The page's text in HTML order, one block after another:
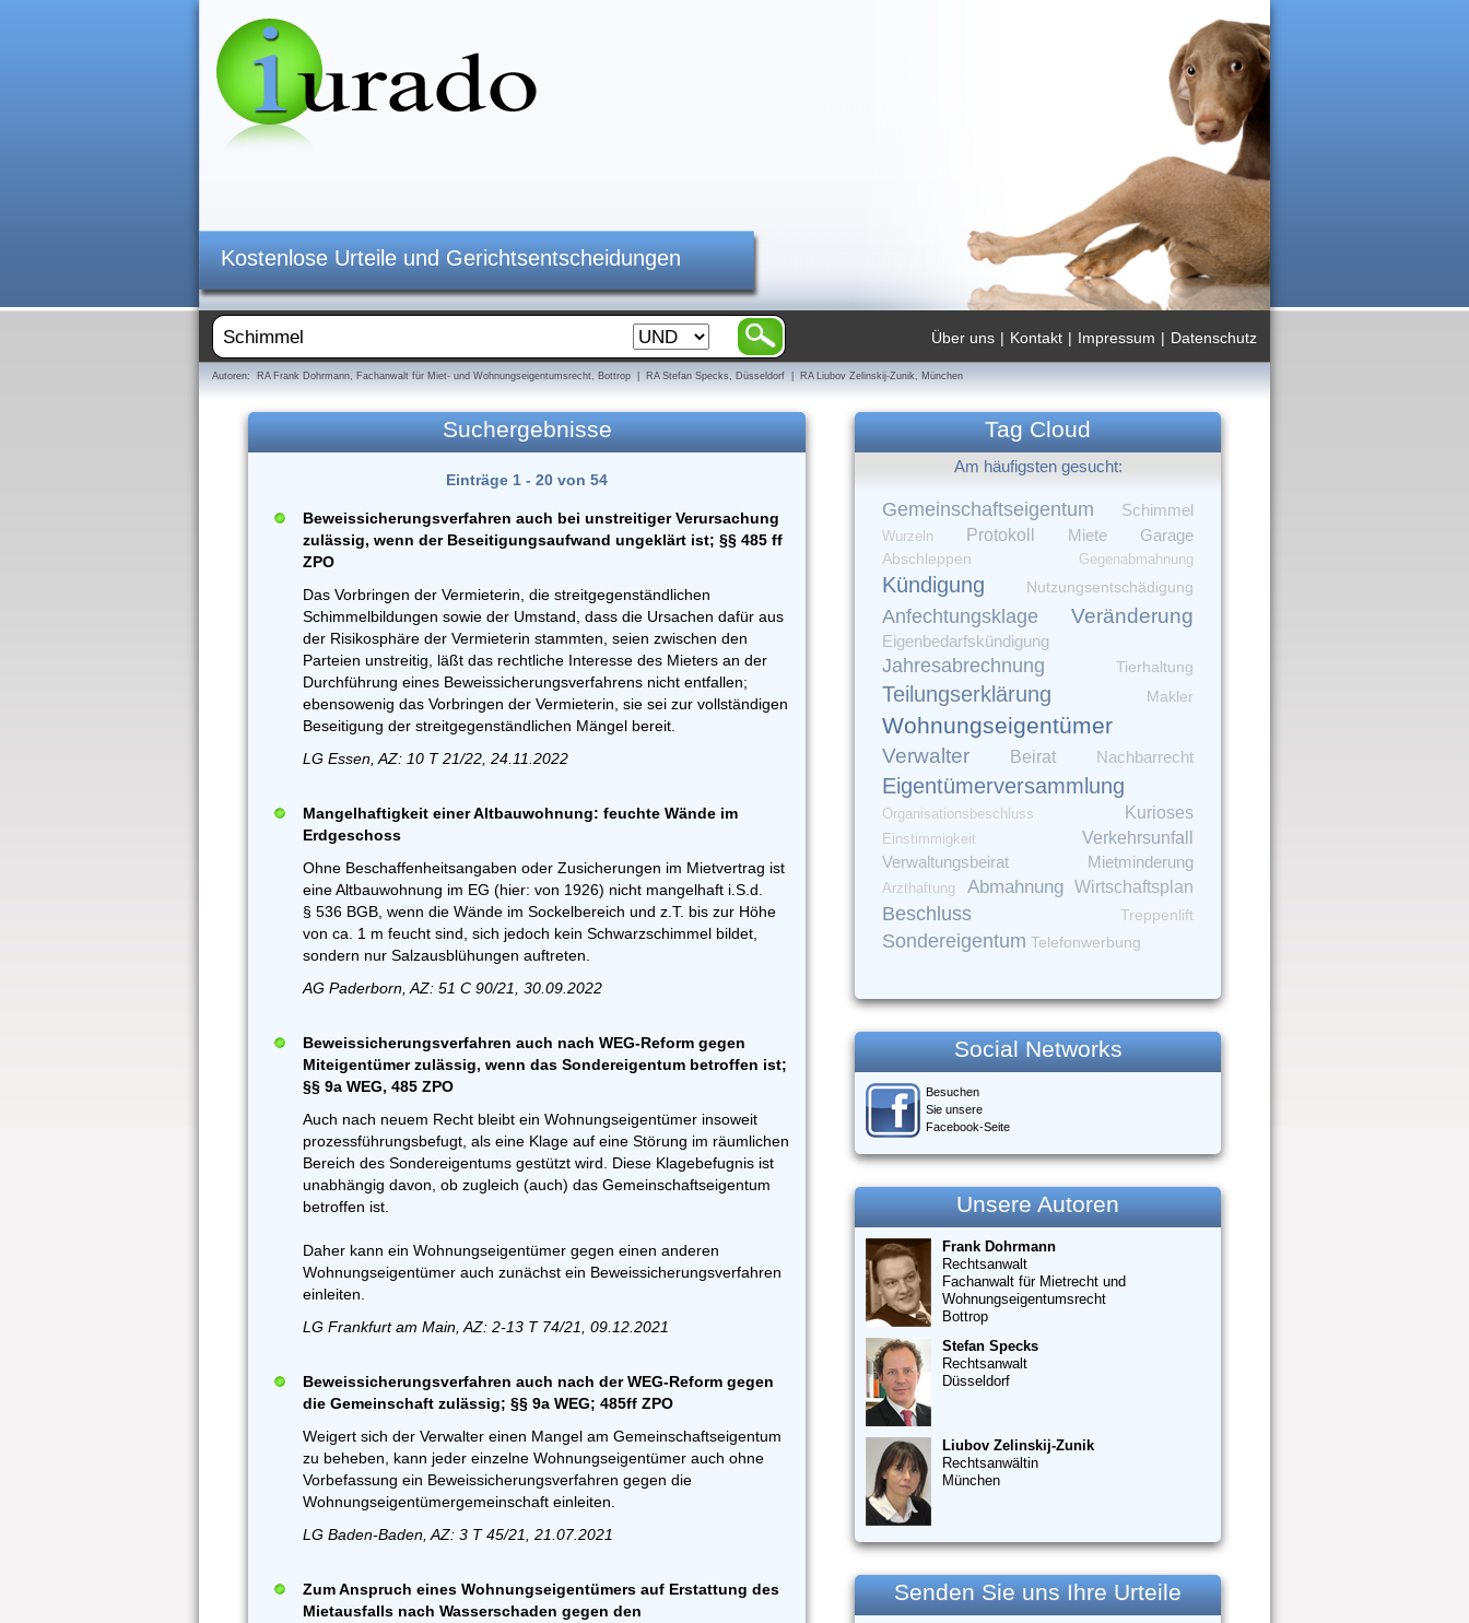
Kostenlose Urteile und Gerichtsentscheidungen
Datenschutz
|
Impressum
|
Kontakt
|
Über uns
Autoren: RA Frank Dohrmann, Fachanwalt für Miet- und Wohnungseigentumsrecht, Bottrop | RA Stefan Specks, Düsseldorf | RA Liubov Zelinskij-Zunik, München
Suchergebnisse
Einträge 1 - 20 von 54
Beweissicherungsverfahren auch bei unstreitiger Verursachung
zulässig, wenn der Beseitigungsaufwand ungeklärt ist; §§ 485 ff
ZPO
Das Vorbringen der Vermieterin, die streitgegenständlichen
Schimmelbildungen sowie der Umstand, dass die Ursachen dafür aus
der Risikosphäre der Vermieterin stammten, seien zwischen den
Parteien unstreitig, läßt das rechtliche Interesse des Mieters an der
Durchführung eines Beweissicherungsverfahrens nicht entfallen;
ebensowenig das Vorbringen der Vermieterin, sie sei zur vollständigen
Beseitigung der streitgegenständlichen Mängel bereit.
LG Essen, AZ: 10 T 21/22, 24.11.2022
Mangelhaftigkeit einer Altbauwohnung: feuchte Wände im
Erdgeschoss
Ohne Beschaffenheitsangaben oder Zusicherungen im Mietvertrag ist
eine Altbauwohnung im EG (hier: von 1926) nicht mangelhaft i.S.d.
§ 536 BGB, wenn die Wände im Sockelbereich und z.T. bis zur Höhe
von ca. 1 m feucht sind, sich jedoch kein Schwarzschimmel bildet,
sondern nur Salzausblühungen auftreten.
AG Paderborn, AZ: 51 C 90/21, 30.09.2022
Beweissicherungsverfahren auch nach WEG-Reform gegen
Miteigentümer zulässig, wenn das Sondereigentum betroffen ist;
§§ 9a WEG, 485 ZPO
Auch nach neuem Recht bleibt ein Wohnungseigentümer insoweit
prozessführungsbefugt, als eine Klage auf eine Störung im räumlichen
Bereich des Sondereigentums gestützt wird. Diese Klagebefugnis ist
unabhängig davon, ob zugleich (auch) das Gemeinschaftseigentum
betroffen ist.
Daher kann ein Wohnungseigentümer gegen einen anderen
Wohnungseigentümer auch zunächst ein Beweissicherungsverfahren
einleiten.
LG Frankfurt am Main, AZ: 2-13 T 74/21, 09.12.2021
Beweissicherungsverfahren auch nach der WEG-Reform gegen
die Gemeinschaft zulässig; §§ 9a WEG; 485ff ZPO
Weigert sich der Verwalter einen Mangel am Gemeinschaftseigentum
zu beheben, kann jeder einzelne Wohnungseigentümer auch ohne
Vorbefassung ein Beweissicherungsverfahren gegen die
Wohnungseigentümergemeinschaft einleiten.
LG Baden-Baden, AZ: 3 T 45/21, 21.07.2021
Zum Anspruch eines Wohnungseigentümers auf Erstattung des
Mietausfalls nach Wasserschaden gegen den
Tag Cloud
Am häufigsten gesucht:
Gemeinschaftseigentum Schimmel
Wurzeln Protokoll Miete Garage
Abschleppen Gegenabmahnung
Kündigung Nutzungsentschädigung
Anfechtungsklage Veränderung
Eigenbedarfskündigung
Jahresabrechnung Tierhaltung
Teilungserklärung Makler
Wohnungseigentümer
Verwalter Beirat Nachbarrecht
Eigentümerversammlung
Organisationsbeschluss Kurioses
Einstimmigkeit Verkehrsunfall
Verwaltungsbeirat Mietminderung
Arzthaftung Abmahnung Wirtschaftsplan
Beschluss Treppenlift
Sondereigentum Telefonwerbung
Social Networks
Besuchen
Sie unsere
Facebook-Seite
Unsere Autoren
Frank Dohrmann
Rechtsanwalt
Fachanwalt für Mietrecht und
Wohnungseigentumsrecht
Bottrop
Stefan Specks
Rechtsanwalt
Düsseldorf
Liubov Zelinskij-Zunik
Rechtsanwältin
München
Senden Sie uns Ihre Urteile